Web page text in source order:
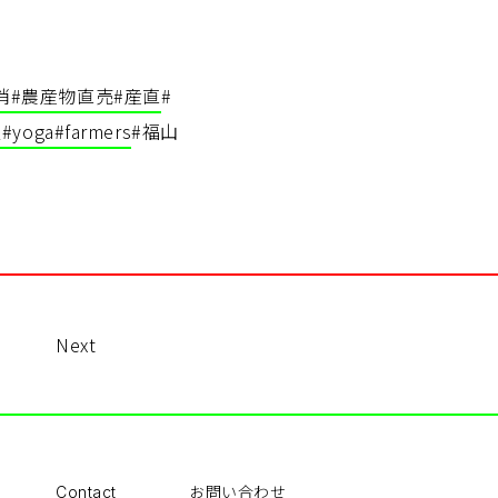
#農産物直売#産直#
#yoga#farmers#福山
Next
Contact お問い合わせ